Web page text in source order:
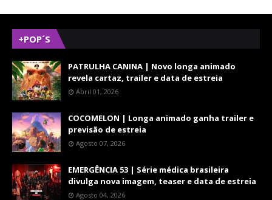
+POP´S
PATRULHA CANINA | Novo longa animado
revela cartaz, trailer e data de estreia
Abril 01, 2026
COCOMELON | Longa animado ganha trailer e
previsão de estreia
Agosto 07, 2026
EMERGÊNCIA 53 | Série médica brasileira
divulga nova imagem, teaser e data de estreia
Agosto 04, 2026